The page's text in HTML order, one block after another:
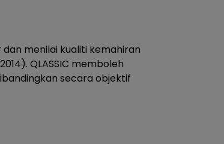
menilai kualiti kemahiran
QLASSIC memboleh
secara objektif